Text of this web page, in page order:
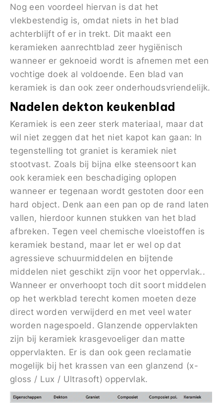
Nog een voordeel hiervan is dat het
vlekbestendig is, omdat niets in het blad
achterblijft of er in trekt. Dit maakt een
keramieken aanrechtblad zeer hygiënisch
wanneer er geknoeid wordt is afnemen met een
vochtige doek al voldoende. Een blad van
keramiek is dan ook zeer onderhoudsvriendelijk.
Nadelen dekton keukenblad
Keramiek is een zeer sterk materiaal, maar dat
wil niet zeggen dat het niet kapot kan gaan: In
tegenstelling tot graniet is keramiek niet
stootvast. Zoals bij bijna elke steensoort kan
ook keramiek een beschadiging oplopen
wanneer er tegenaan wordt gestoten door een
hard object. Denk aan een pan op de rand laten
vallen, hierdoor kunnen stukken van het blad
afbreken. Tegen veel chemische vloeistoffen is
keramiek bestand, maar let er wel op dat
agressieve schuurmiddelen en bijtende
middelen niet geschikt zijn voor het oppervlak..
Wanneer er onverhoopt toch dit soort middelen
op het werkblad terecht komen moeten deze
direct worden verwijderd en met veel water
worden nagespoeld. Glanzende oppervlakten
zijn bij keramiek krasgevoeliger dan matte
oppervlakten. Er is dan ook geen reclamatie
mogelijk bij het krassen van een glanzend (x-
gloss / Lux / Ultrasoft) oppervlak.